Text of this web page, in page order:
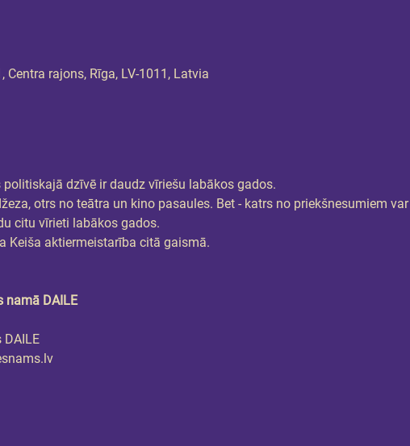
rajons, Rīga, LV-1011, Latvia
dzīvē ir daudz vīriešu labākos gados.
otrs no teātra un kino pasaules. Bet - katrs no priekšnesumiem var
citu vīrieti labākos gados.
Keiša aktiermeistarība citā gaismā.
namā DAILE